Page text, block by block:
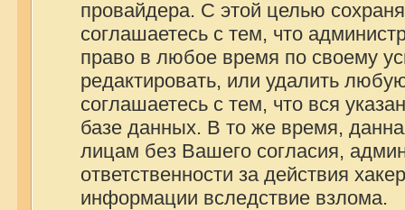
провайдера. С этой целью
соглашаетесь с тем, что
право в любое время по своему
редактировать, или удалить
соглашаетесь с тем, что вся
базе данных. В то же время,
лицам без Вашего согласия,
ответственности за действия
информации вследствие взлома.